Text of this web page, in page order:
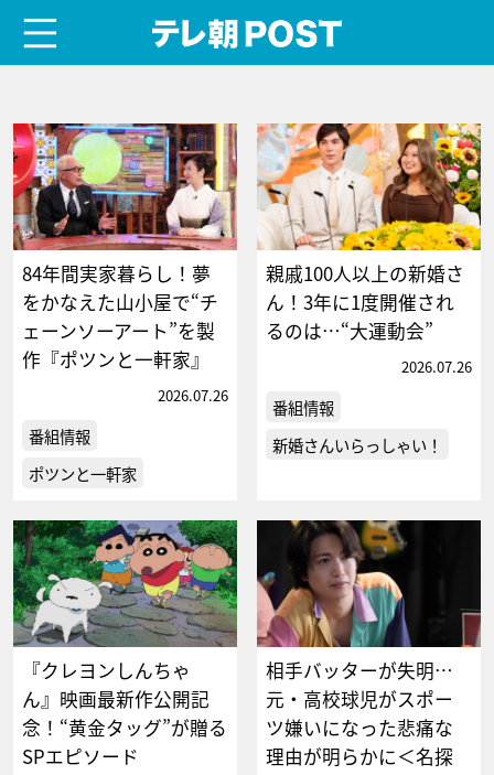
84年間実家暮らし！夢
をかなえた山小屋で“チ
ェーンソーアート”を製
作『ポツンと一軒家』
2026.07.26
番組情報
ポツンと一軒家
親戚100人以上の新婚さ
ん！3年に1度開催され
るのは…“大運動会”
2026.07.26
番組情報
新婚さんいらっしゃい！
『クレヨンしんちゃ
ん』映画最新作公開記
念！“黄金タッグ”が贈る
SPエピソード
相手バッターが失明…
元・高校球児がスポー
ツ嫌いになった悲痛な
理由が明らかに＜名探